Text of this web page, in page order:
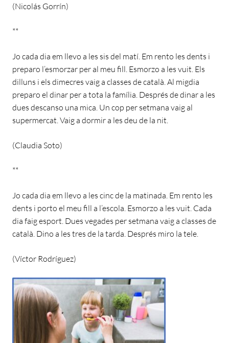
(Nicolás Gorrín)
**
Jo cada dia em llevo a les sis del matí. Em rento les dents i
preparo l’esmorzar per al meu fill. Esmorzo a les vuit. Els
dilluns i els dimecres vaig a classes de català. Al migdia
preparo el dinar per a tota la família. Després de dinar a les
dues descanso una mica. Un cop per setmana vaig al
supermercat. Vaig a dormir a les deu de la nit.
(Claudia Soto)
**
Jo cada dia em llevo a les cinc de la matinada. Em rento les
dents i porto el meu fill a l’escola. Esmorzo a les vuit. Cada
dia faig esport. Dues vegades per setmana vaig a classes de
català. Dino a les tres de la tarda. Després miro la tele.
(Víctor Rodríguez)